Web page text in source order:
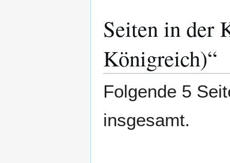
Seiten in der
Königreich)“
Folgende 5
insgesamt.